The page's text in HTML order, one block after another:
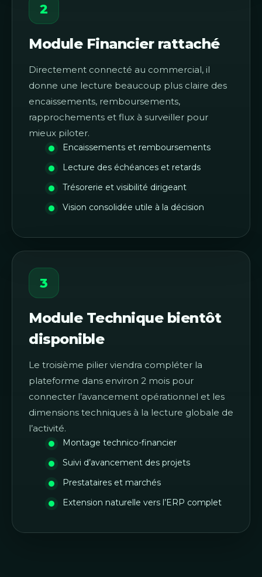
2
Module Financier rattaché
Directement connecté au commercial, il
donne une lecture beaucoup plus claire des
encaissements, remboursements,
rapprochements et flux à surveiller pour
mieux piloter.
Encaissements et remboursements
Lecture des échéances et retards
Trésorerie et visibilité dirigeant
Vision consolidée utile à la décision
3
Module Technique bientôt
disponible
Le troisième pilier viendra compléter la
plateforme dans environ 2 mois pour
connecter l’avancement opérationnel et les
dimensions techniques à la lecture globale de
l’activité.
Montage technico-financier
Suivi d’avancement des projets
Prestataires et marchés
Extension naturelle vers l’ERP complet